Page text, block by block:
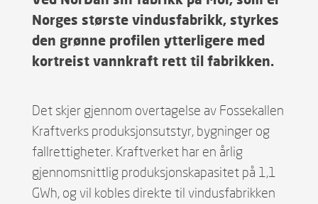
Norges største vindusfabrikk, styrkes
den grønne profilen ytterligere med
kortreist vannkraft rett til fabrikken.
Det skjer gjennom overtagelse av Fossekallen
Kraftverks produksjonsutstyr, bygninger og
fallrettigheter. Kraftverket har en årlig
gjennomsnittlig produksjonskapasitet på 1,1
GWh, og vil kobles direkte til vindusfabrikken